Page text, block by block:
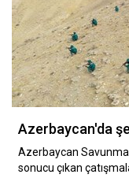
Azerbaycan'da
Azerbaycan Savunma
sonucu çıkan